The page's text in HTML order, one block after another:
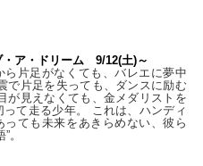
・ア・ドリーム 9/12(土)～
ら片足がなくても、バレエに夢中
で片足を失っても、ダンスに励む
が見えなくても、金メダリストを
って走る少年。 これは、ハンディ
っても未来をあきらめない、彼ら
。